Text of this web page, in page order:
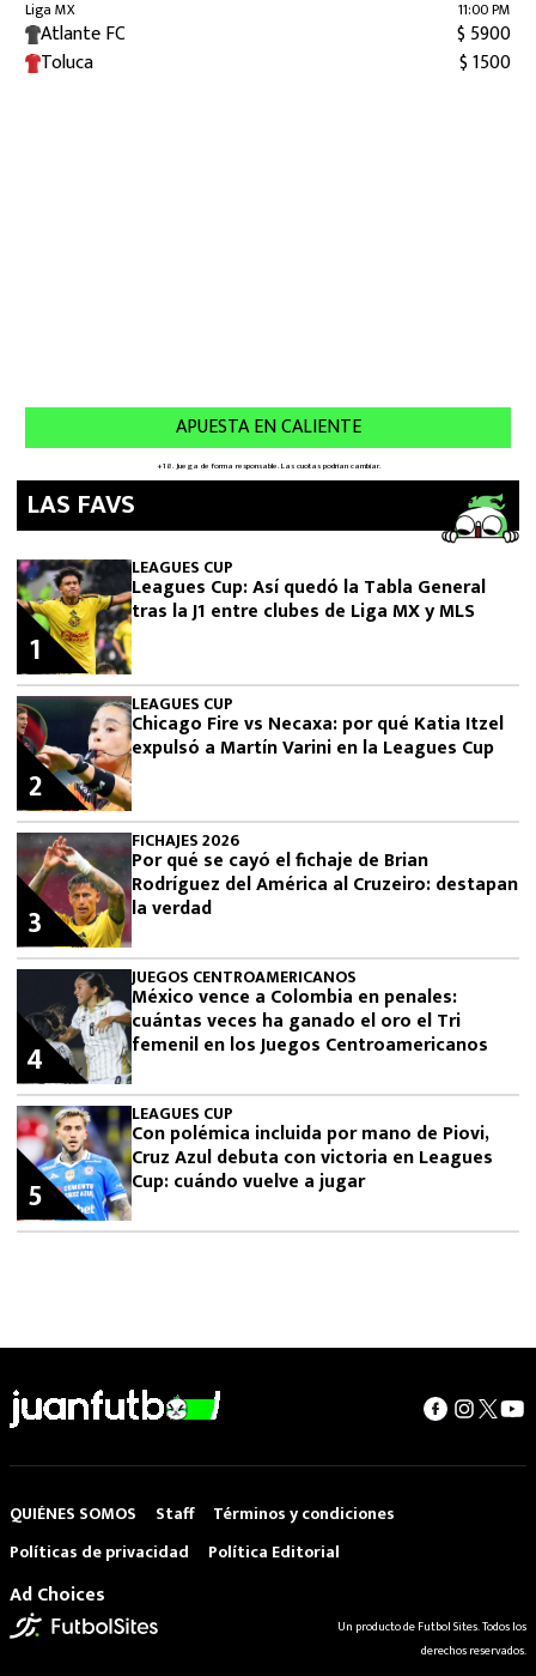
LAS FAVS
LEAGUES CUP
Leagues Cup: Así quedó la Tabla General
tras la J1 entre clubes de Liga MX y MLS
1
LEAGUES CUP
Chicago Fire vs Necaxa: por qué Katia Itzel
expulsó a Martín Varini en la Leagues Cup
2
FICHAJES 2026
Por qué se cayó el fichaje de Brian
Rodríguez del América al Cruzeiro: destapan
la verdad
3
JUEGOS CENTROAMERICANOS
México vence a Colombia en penales:
cuántas veces ha ganado el oro el Tri
femenil en los Juegos Centroamericanos
4
LEAGUES CUP
Con polémica incluida por mano de Piovi,
Cruz Azul debuta con victoria en Leagues
Cup: cuándo vuelve a jugar
5
QUIÉNES SOMOS Staff
Términos y condiciones
Políticas de privacidad
Política Editorial
Ad Choices
Un producto de Futbol Sites. Todos los
derechos reservados.